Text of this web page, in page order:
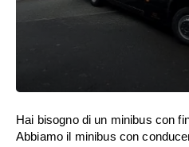
Hai bisogno di un minibus con
Abbiamo il minibus con